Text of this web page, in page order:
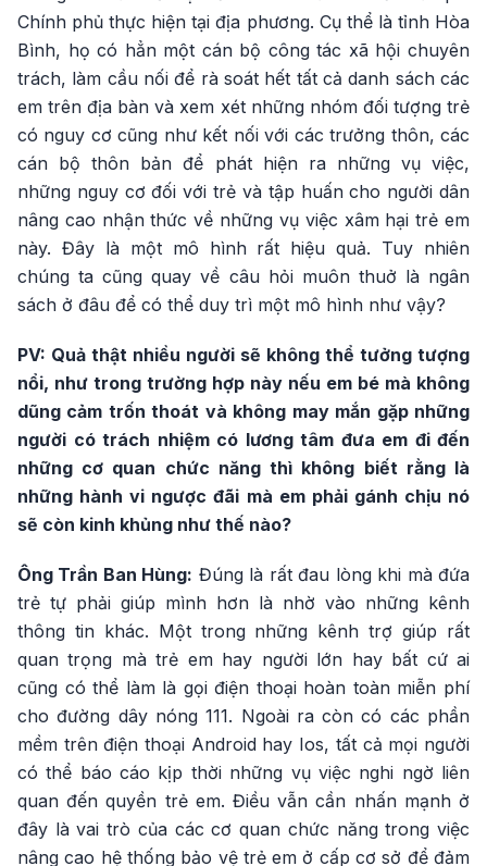
Chính phủ thực hiện tại địa phương. Cụ thể là tỉnh Hòa
Bình, họ có hẳn một cán bộ công tác xã hội chuyên
trách, làm cầu nối để rà soát hết tất cả danh sách các
em trên địa bàn và xem xét những nhóm đối tượng trẻ
có nguy cơ cũng như kết nối với các trưởng thôn, các
cán bộ thôn bản để phát hiện ra những vụ việc,
những nguy cơ đối với trẻ và tập huấn cho người dân
nâng cao nhận thức về những vụ việc xâm hại trẻ em
này. Đây là một mô hình rất hiệu quả. Tuy nhiên
chúng ta cũng quay về câu hỏi muôn thuở là ngân
sách ở đâu để có thể duy trì một mô hình như vậy?
PV: Quả thật nhiều người sẽ không thể tưởng tượng
nổi, như trong trường hợp này nếu em bé mà không
dũng cảm trốn thoát và không may mắn gặp những
người có trách nhiệm có lương tâm đưa em đi đến
những cơ quan chức năng thì không biết rằng là
những hành vi ngược đãi mà em phải gánh chịu nó
sẽ còn kinh khủng như thế nào?
Ông Trần Ban Hùng: Đúng là rất đau lòng khi mà đứa
trẻ tự phải giúp mình hơn là nhờ vào những kênh
thông tin khác. Một trong những kênh trợ giúp rất
quan trọng mà trẻ em hay người lớn hay bất cứ ai
cũng có thể làm là gọi điện thoại hoàn toàn miễn phí
cho đường dây nóng 111. Ngoài ra còn có các phần
mềm trên điện thoại Android hay Ios, tất cả mọi người
có thể báo cáo kịp thời những vụ việc nghi ngờ liên
quan đến quyền trẻ em. Điều vẫn cần nhấn mạnh ở
đây là vai trò của các cơ quan chức năng trong việc
nâng cao hệ thống bảo vệ trẻ em ở cấp cơ sở để đảm